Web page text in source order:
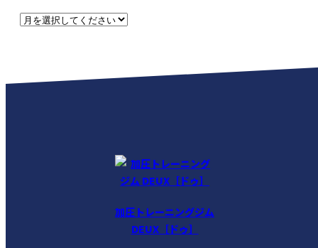
加圧トレーニングジム
DEUX［ドゥ］